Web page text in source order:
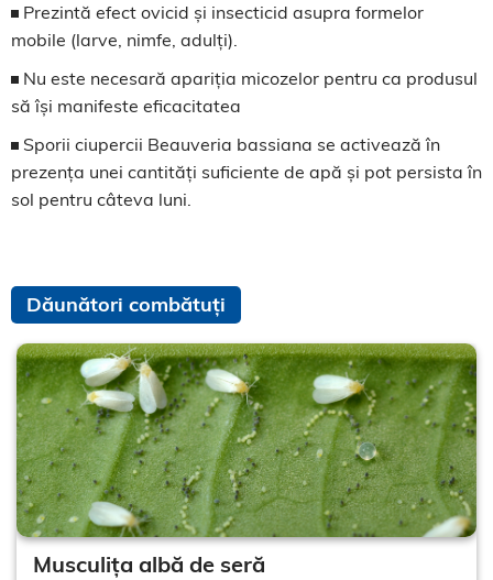
Prezintă efect ovicid și insecticid asupra formelor
mobile (larve, nimfe, adulți).
Nu este necesară apariția micozelor pentru ca produsul
să își manifeste eficacitatea
Sporii ciupercii Beauveria bassiana se activează în
prezența unei cantități suficiente de apă și pot persista în
sol pentru câteva luni.
Dăunători combătuți
Musculița albă de seră